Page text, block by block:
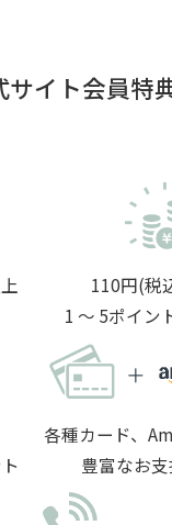
サイト会員特
110円(税
1 〜 5ポイン
各種カード、
豊富なお